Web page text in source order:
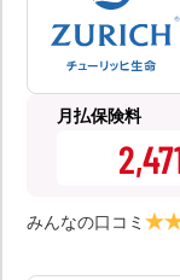
月払保険料
みんなの口コミ